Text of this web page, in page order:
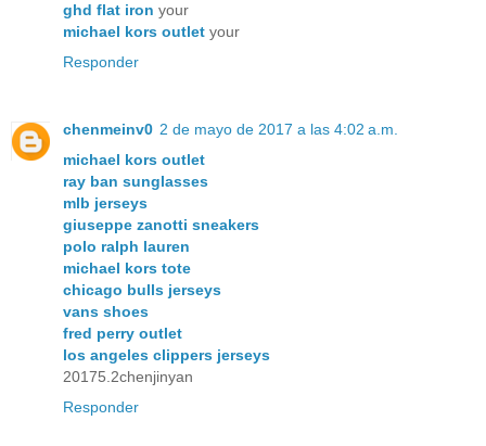
ghd flat iron your
michael kors outlet your
Responder
chenmeinv0 2 de mayo de 2017 a las 4:02 a.m.
michael kors outlet
ray ban sunglasses
mlb jerseys
giuseppe zanotti sneakers
polo ralph lauren
michael kors tote
chicago bulls jerseys
vans shoes
fred perry outlet
los angeles clippers jerseys
20175.2chenjinyan
Responder